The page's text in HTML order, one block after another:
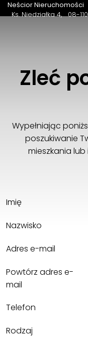
Neścior Nieruchomości
Ks. Niedziałka 4
08-
Zleć
Wypełniając
poszukiwanie
mieszkania
Imię
Nazwisko
Adres e-mail
Powtórz adres e-
mail
Telefon
Rodzaj